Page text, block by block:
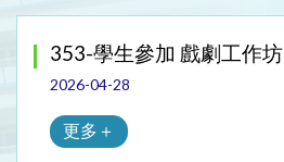
353-學生參加 戲劇工作
2026-04-28
更多＋